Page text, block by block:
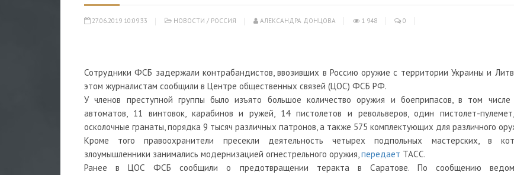
27.06.2019 10:09:33 НОВОСТИ / РОССИЯ АЛЕКСАНДРА ДОНЦОВА 1 948 0
Сотрудники ФСБ задержали контрабандистов, ввозивших в Россию оружие с территории Украины и
этом журналистам сообщили в Центре общественных связей (ЦОС) ФСБ РФ.
У членов преступной группы было изъято большое количество оружия и боеприпасов, в том числе
автоматов, 11 винтовок, карабинов и ружей, 14 пистолетов и револьверов, один пистолет-
осколочные гранаты, порядка 9 тысяч различных патронов, а также 575 комплектующих для различного
Кроме того правоохранители пресекли деятельность четырех подпольных мастерских, в
злоумышленники занимались модернизацией огнестрельного оружия,передает ТАСС.
Ранее в ЦОС ФСБ сообщили о предотвращении теракта в Саратове. По сообщению